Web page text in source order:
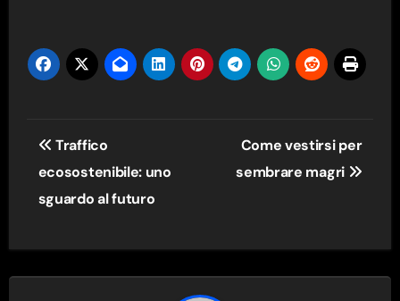
Navigazione
articoli
Traffico
ecosostenibile: uno
sguardo al futuro
Come vestirsi per
sembrare magri